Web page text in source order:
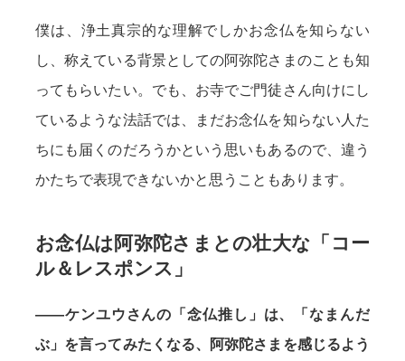
僕は、浄土真宗的な理解でしかお念仏を知らない
し、称えている背景としての阿弥陀さまのことも知
ってもらいたい。でも、お寺でご門徒さん向けにし
ているような法話では、まだお念仏を知らない人た
ちにも届くのだろうかという思いもあるので、違う
かたちで表現できないかと思うこともあります。
お念仏は阿弥陀さまとの壮大な「コー
ル＆レスポンス」
——ケンユウさんの「念仏推し」は、「なまんだ
ぶ」を言ってみたくなる、阿弥陀さまを感じるよう